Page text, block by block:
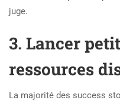
juge.
3. Lancer
ressources
La majorité des success